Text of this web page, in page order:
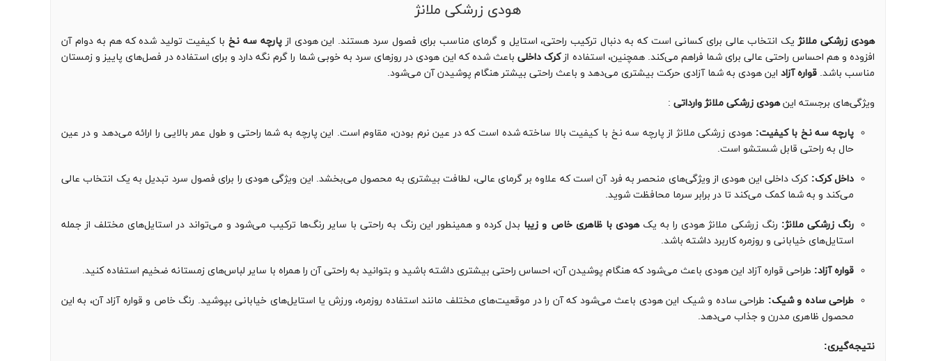
هودی زرشکی ملانژ
هودی زرشکی ملانژیک انتخاب عالی برای کسانی است که به دنبال ترکیب راحتی، استایل و گرمای مناسب برای فصول سرد هستند. این هودی ازپارچه سه نخ با کیفیت تولید شده که هم به دوام آن
افزوده و هم احساس راحتی عالی برای شما فراهم می‌کند. همچنین، استفاده ازکرک داخلیباعث شده که این هودی در روزهای سرد به خوبی شما را گرم نگه دارد و برای استفاده در فصل‌های پاییز و زمستان
مناسب باشد. قواره آزاد این هودی به شما آزادی حرکت بیشتری می‌دهد و باعث راحتی بیشتر هنگام پوشیدن آن می‌شود.
ویژگی‌های برجسته اینهودی زرشکی ملانژ وارداتی :
پارچه سه نخ با کیفیت: هودی زرشکی ملانژ از پارچه سه نخ با کیفیت بالا ساخته شده است که در عین نرم بودن، مقاوم است. این پارچه به شما راحتی و طول عمر بالایی را ارائه می‌دهد و در عین
حال به راحتی قابل شستشو است.
داخل کرک: کرک داخلی این هودی از ویژگی‌های منحصر به فرد آن است که علاوه بر گرمای عالی، لطافت بیشتری به محصول می‌بخشد. این ویژگی هودی را برای فصول سرد تبدیل به یک انتخاب عالی
می‌کند و به شما کمک می‌کند تا در برابر سرما محافظت شوید.
رنگ زرشکی ملانژ: رنگ زرشکی ملانژ هودی را به یکهودی با ظاهری خاص و زیبا بدل کرده و همینطور این رنگ به راحتی با سایر رنگ‌ها ترکیب می‌شود و می‌تواند در استایل‌های مختلف از جمله
استایل‌های خیابانی و روزمره کاربرد داشته باشد.
قواره آزاد: طراحی قواره آزاد این هودی باعث می‌شود که هنگام پوشیدن آن، احساس راحتی بیشتری داشته باشید و بتوانید به راحتی آن را همراه با سایر لباس‌های زمستانه ضخیم استفاده کنید.
طراحی ساده و شیک: طراحی ساده و شیک این هودی باعث می‌شود که آن را در موقعیت‌های مختلف مانند استفاده روزمره، ورزش یا استایل‌های خیابانی بپوشید. رنگ خاص و قواره آزاد آن، به این
محصول ظاهری مدرن و جذاب می‌دهد.
نتیجه‌گیری: